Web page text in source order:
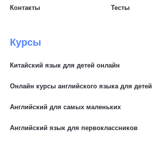
Контакты Тесты
Курсы
Китайский язык для детей онлайн
Онлайн курсы английского языка для детей
Английский для самых маленьких
Английский язык для первоклассников